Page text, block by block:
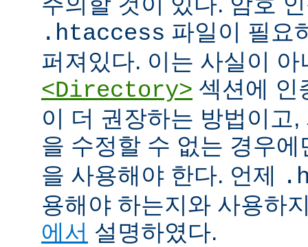
.htaccess 파일이 필요
퍼져있다. 이는 사실이
<Directory> 섹션에 인
이 더 권장하는 방법이고
을 수정할 수 없는 경우
을 사용해야 한다. 언제
용해야 하는지와 사용하
에서 설명하였다.